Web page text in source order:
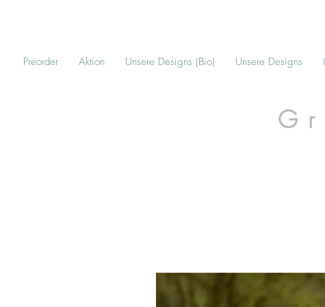
Preorder Aktion Unsere Designs (Bio) Unsere Designs